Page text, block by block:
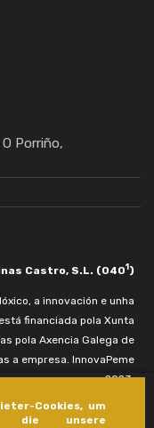
Cookies, um
die unsere
Porriño,
Castro, S.L. (0401)
a innovación e unha
financiada pola Xunta
pola Axencia Galega de
a empresa. InnovaPeme
2023.